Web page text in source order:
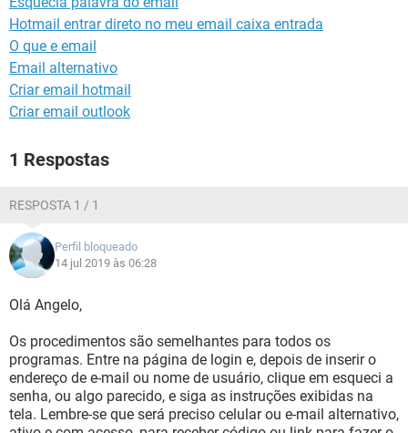
GUIA DE COMPRAS
Hotmail entrar direto no meu email caixa entrada
O que e email
Email alternativo
Criar email hotmail
Criar email outlook
1 Respostas
RESPOSTA 1 / 1
Perfil bloqueado
14 jul 2019 às 06:28
Olá Angelo,
Os procedimentos são semelhantes para todos os
programas. Entre na página de login e, depois de inserir o
endereço de e-mail ou nome de usuário, clique em esqueci a
senha, ou algo parecido, e siga as instruções exibidas na
tela. Lembre-se que será preciso celular ou e-mail alternativo,